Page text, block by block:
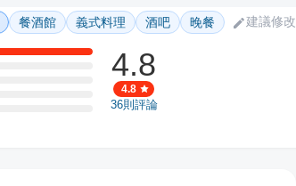
餐酒館 義式料理 酒吧 晚餐 建議修改
4.8
4.8
36則評論